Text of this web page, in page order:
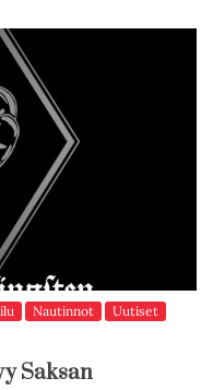
Nautinnot
Uutiset
Saksan